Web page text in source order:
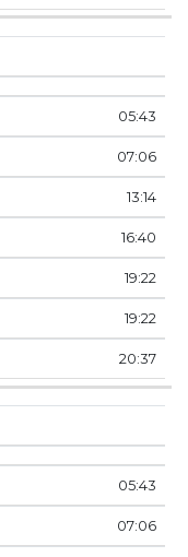
05:43
07:06
13:14
16:40
19:22
19:22
20:37
05:43
07:06